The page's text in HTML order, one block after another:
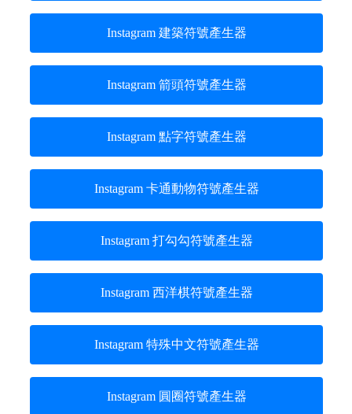
Instagram 建築符號產生器
Instagram 箭頭符號產生器
Instagram 點字符號產生器
Instagram 卡通動物符號產生器
Instagram 打勾勾符號產生器
Instagram 西洋棋符號產生器
Instagram 特殊中文符號產生器
Instagram 圓圈符號產生器